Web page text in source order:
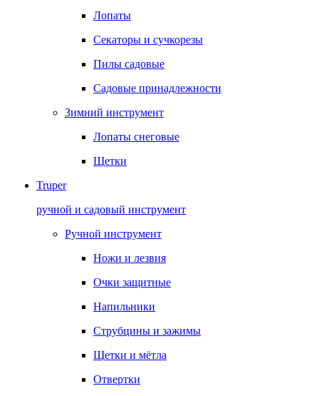
Лопаты
Секаторы и сучкорезы
Пилы садовые
Садовые принадлежности
Зимний инструмент
Лопаты снеговые
Щетки
Truper
ручной и садовый инструмент
Ручной инструмент
Ножи и лезвия
Очки защитные
Напильники
Струбцины и зажимы
Щетки и мётла
Отвертки